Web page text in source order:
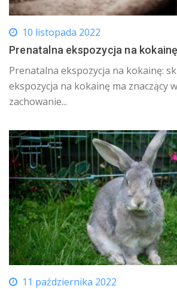
10 listopada 2022
Prenatalna ekspozycja na kokainę
Prenatalna ekspozycja na kokainę:
ekspozycja na kokainę ma znaczący
zachowanie...
11 października 2022